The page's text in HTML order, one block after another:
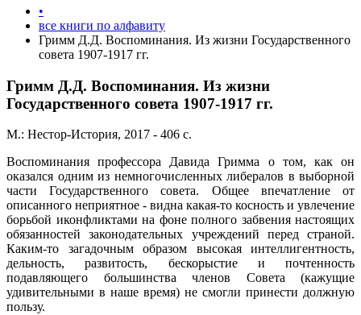
•
все книги по алфавиту
Гримм Д.Д. Воспоминания. Из жизни Государственного
совета 1907-1917 гг.
Гримм Д.Д. Воспоминания. Из жизни
Государственного совета 1907-1917 гг.
М.: Нестор-История, 2017 - 406 с.
Воспоминания профессора Давида Гримма о том, как он
оказался одним из немногочисленных либералов в выборной
части Государственного совета. Общее впечатление от
описанного неприятное - видна какая-то косность и увлечение
борьбой иконфликтами на фоне полного забвения настоящих
обязанностей законодательных учреждений перед страной.
Каким-то загадочным образом высокая интеллигентность,
дельность, развитость, бескорыстие и почтенность
подавляющего большинства членов Совета (кажущие
удивительными в наше время) не смогли принести должную
пользу.